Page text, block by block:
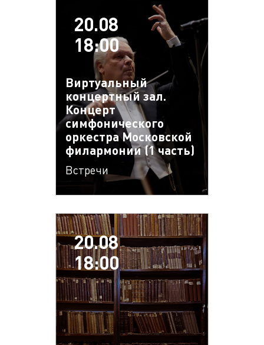
20.08
18:00
Виртуальный
концертный зал.
Концерт
симфонического
оркестра Московской
филармонии (1 часть)
Встречи
20.08
18:00